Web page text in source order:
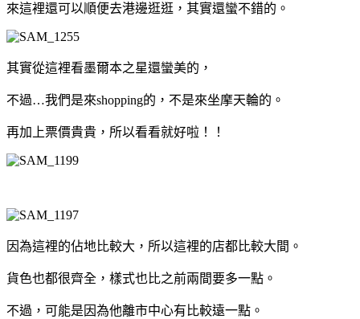
來這裡還可以順便去港邊逛逛，其實還蠻不錯的。
其實從這裡看墨爾本之星還蠻美的，
不過…我們是來shopping的，不是來坐摩天輪的。
再加上票價貴貴，所以看看就好啦！！
因為這裡的佔地比較大，所以這裡的店都比較大間。
貨色也都很齊全，樣式也比之前兩間要多一點。
不過，可能是因為他離市中心有比較遠一點。